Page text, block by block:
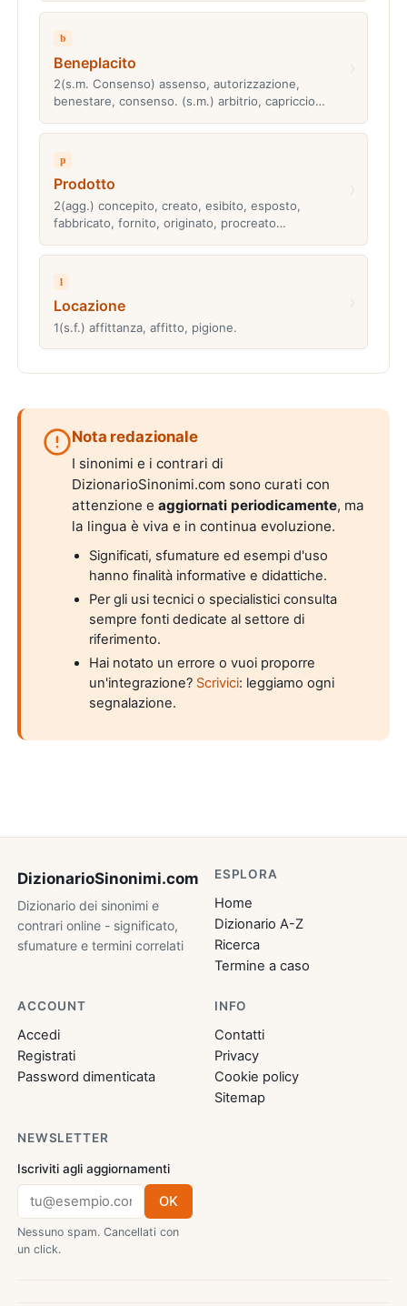
b
Beneplacito
2(s.m. Consenso) assenso, autorizzazione,
benestare, consenso. (s.m.) arbitrio, capriccio…
p
Prodotto
2(agg.) concepito, creato, esibito, esposto,
fabbricato, fornito, originato, procreato…
l
Locazione
1(s.f.) affittanza, affitto, pigione.
Nota redazionale
I sinonimi e i contrari di
DizionarioSinonimi.com sono curati con
attenzione eaggiornati periodicamente, ma
la lingua è viva e in continua evoluzione.
Significati, sfumature ed esempi d'uso
hanno finalità informative e didattiche.
Per gli usi tecnici o specialistici consulta
sempre fonti dedicate al settore di
riferimento.
Hai notato un errore o vuoi proporre
un'integrazione? Scrivici: leggiamo ogni
segnalazione.
DizionarioSinonimi.com
Dizionario dei sinonimi e
contrari online - significato,
sfumature e termini correlati
ESPLORA
Home
Dizionario A-Z
Ricerca
Termine a caso
ACCOUNT
Accedi
Registrati
Password dimenticata
INFO
Contatti
Privacy
Cookie policy
Sitemap
NEWSLETTER
Iscriviti agli aggiornamenti
OK
Nessuno spam. Cancellati con
un click.